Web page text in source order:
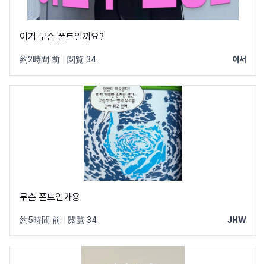
이거 무슨 폰트일까요?
約2時間 前 閲覧 34 이서
무슨 폰트인가용
約5時間 前 閲覧 34 JHW